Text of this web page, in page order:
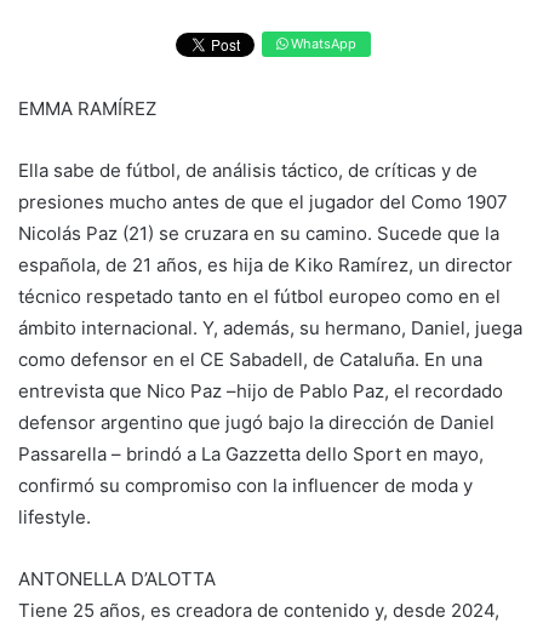
WhatsApp
EMMA RAMÍREZ
Ella sabe de fútbol, de análisis táctico, de críticas y de
presiones mucho antes de que el jugador del Como 1907
Nicolás Paz (21) se cruzara en su camino. Sucede que la
española, de 21 años, es hija de Kiko Ramírez, un director
técnico respetado tanto en el fútbol europeo como en el
ámbito internacional. Y, además, su hermano, Daniel, juega
como defensor en el CE Sabadell, de Cataluña. En una
entrevista que Nico Paz –hijo de Pablo Paz, el recordado
defensor argentino que jugó bajo la dirección de Daniel
Passarella – brindó a La Gazzetta dello Sport en mayo,
confirmó su compromiso con la influencer de moda y
lifestyle.
ANTONELLA D’ALOTTA
Tiene 25 años, es creadora de contenido y, desde 2024,